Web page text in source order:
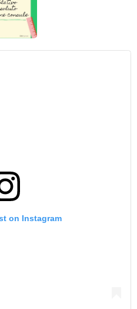
on Instagram